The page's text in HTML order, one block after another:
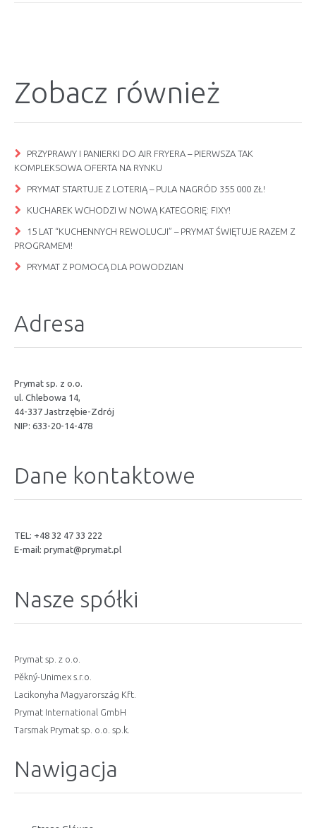
Zobacz również
PRZYPRAWY I PANIERKI DO AIR FRYERA – PIERWSZA TAK
KOMPLEKSOWA OFERTA NA RYNKU
PRYMAT STARTUJE Z LOTERIĄ – PULA NAGRÓD 355 000 ZŁ!
KUCHAREK WCHODZI W NOWĄ KATEGORIĘ: FIXY!
15 LAT “KUCHENNYCH REWOLUCJI” – PRYMAT ŚWIĘTUJE RAZEM Z
PROGRAMEM!
PRYMAT Z POMOCĄ DLA POWODZIAN
Adresa
Prymat sp. z o.o.
ul. Chlebowa 14,
44-337 Jastrzębie-Zdrój
NIP: 633-20-14-478
Dane kontaktowe
TEL: +48 32 47 33 222
E-mail: prymat@prymat.pl
Nasze spółki
Prymat sp. z o.o.
Pěkný-Unimex s.r.o.
Lacikonyha Magyarország Kft.
Prymat International GmbH
Tarsmak Prymat sp. o.o. sp.k.
Nawigacja